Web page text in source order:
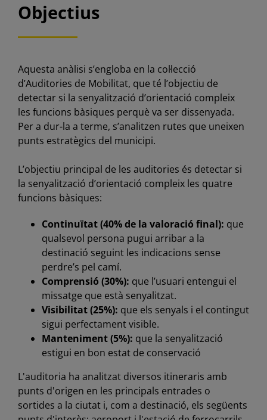
Objectius
Aquesta anàlisi s’engloba en la col·lecció
d’Auditories de Mobilitat, que té l’objectiu de
detectar si la senyalització d’orientació compleix
les funcions bàsiques perquè va ser dissenyada.
Per a dur-la a terme, s’analitzen rutes que uneixen
punts estratègics del municipi.
L’objectiu principal de les auditories és detectar si
la senyalització d’orientació compleix les quatre
funcions bàsiques:
Continuïtat (40% de la valoració final): que
qualsevol persona pugui arribar a la
destinació seguint les indicacions sense
perdre’s pel camí.
Comprensió (30%): que l’usuari entengui el
missatge que està senyalitzat.
Visibilitat (25%): que els senyals i el contingut
sigui perfectament visible.
Manteniment (5%): que la senyalització
estigui en bon estat de conservació
L'auditoria ha analitzat diversos itineraris amb
punts d'origen en les principals entrades o
sortides a la ciutat i, com a destinació, els següents